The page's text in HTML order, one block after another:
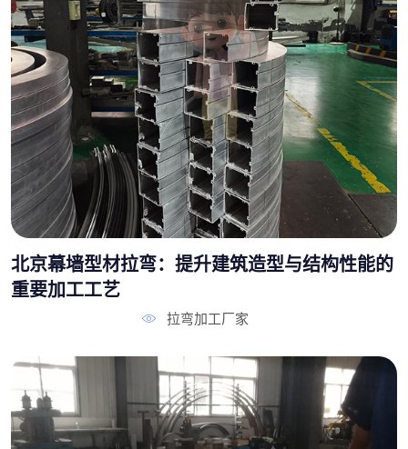
北京幕墙型材拉弯：提升建筑造型与结构性能的
重要加工工艺
拉弯加工厂家